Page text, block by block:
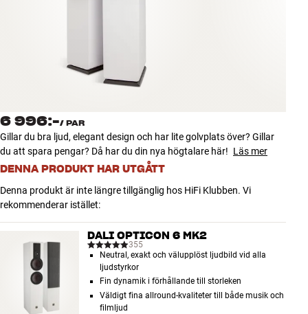
NYHETER
ERBJUDANDEN
Hitta Butik
Kundtjänst
Bygg med ljud
Företag
6 996:-/ PAR
Gillar du bra ljud, elegant design och har lite golvplats över? Gillar
du att spara pengar? Då har du din nya högtalare här! Läs mer
DENNA PRODUKT HAR UTGÅTT
Denna produkt är inte längre tillgänglig hos HiFi Klubben. Vi
rekommenderar istället:
DALI OPTICON 6 MK2
355
Neutral, exakt och välupplöst ljudbild vid alla
ljudstyrkor
Fin dynamik i förhållande till storleken
Väldigt fina allround-kvaliteter till både musik och
filmljud